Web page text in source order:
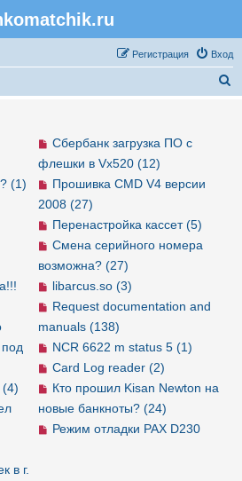
Вход
Регистрация
Сбербанк загрузка ПО с
флешки в Vx520 (12)
Прошивка CMD V4 версии
2008 (27)
Перенастройка кассет (5)
Смена серийного номера
возможна? (27)
libarcus.so (3)
Request documentation and
manuals (138)
NCR 6622 m status 5 (1)
Card Log reader (2)
Кто прошил Kisan Newton на
новые банкноты? (24)
Режим отладки PAX D230
(1)
в г.